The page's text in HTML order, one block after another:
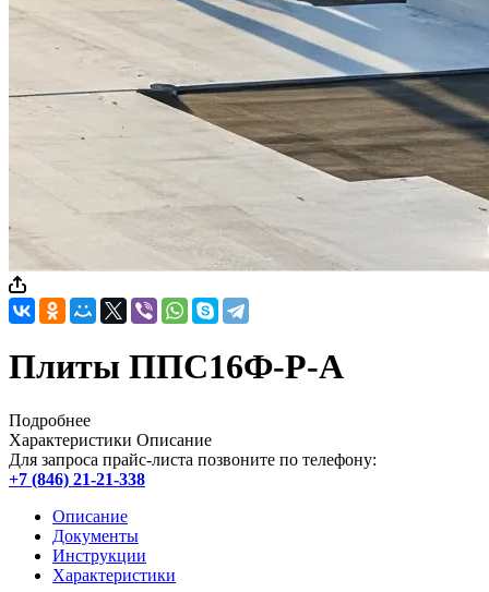
Плиты ППС16Ф-Р-А
Подробнее
Характеристики Описание
Для запроса прайс-листа позвоните по телефону:
+7 (846) 21-21-338
Описание
Документы
Инструкции
Характеристики